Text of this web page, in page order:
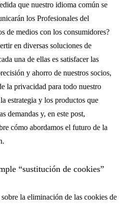
que nuestro idioma común se
los Profesionales del
de medios con los consumidores?
en diversas soluciones de
una de ellas es satisfacer las
y ahorro de nuestros socios,
la privacidad para todo nuestro
estrategia y los productos que
demandas y, en este post,
cómo abordamos el futuro de la
“sustitución de cookies”
la eliminación de las cookies de